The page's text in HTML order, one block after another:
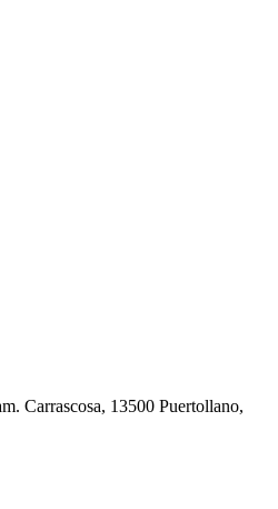
Carrascosa, 13500 Puertollano,